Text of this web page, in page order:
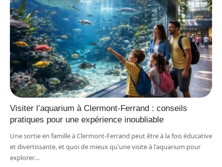
Visiter l’aquarium à Clermont-Ferrand : conseils
pratiques pour une expérience inoubliable
Une sortie en famille à Clermont-Ferrand peut être à la fois éducative
et divertissante, et quoi de mieux qu'une visite à l'aquarium pour
explorer…